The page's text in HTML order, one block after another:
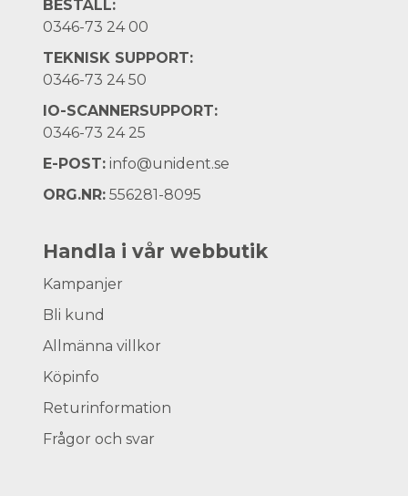
BESTÄLL:
0346-73 24 00
TEKNISK SUPPORT:
0346-73 24 50
IO-SCANNERSUPPORT:
0346-73 24 25
E-POST: info@unident.se
ORG.NR: 556281-8095
Handla i vår webbutik
Kampanjer
Bli kund
Allmänna villkor
Köpinfo
Returinformation
Frågor och svar